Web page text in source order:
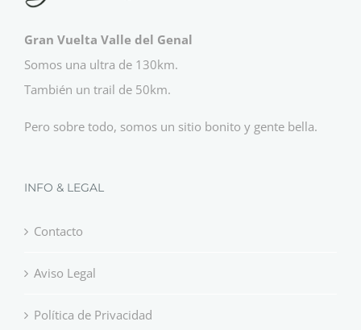
Gran Vuelta Valle del Genal
Somos una ultra de 130km.
También un trail de 50km.
Pero sobre todo, somos un sitio bonito y gente bella.
INFO & LEGAL
Contacto
Aviso Legal
Política de Privacidad